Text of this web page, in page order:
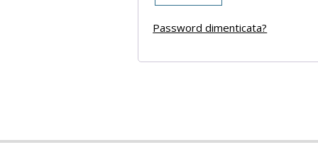
Password dimenticata?
05-